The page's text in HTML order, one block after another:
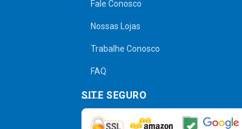
Fale Conosco
Nossas Lojas
Trabalhe Conosco
FAQ
SITE SEGURO